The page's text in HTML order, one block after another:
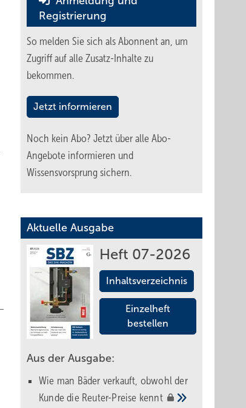
Registrierung
So melden Sie sich als Abonnent an, um
Zugriff auf alle Zusatz-Inhalte zu
bekommen.
Jetzt informieren
Noch kein Abo? Jetzt über alle Abo-
Angebote informieren und
Wissensvorsprung sichern.
Aktuelle Ausgabe
Heft 07-2026
Inhaltsverzeichnis
Einzelheft
bestellen
Aus der Ausgabe:
Wie man Bäder verkauft, obwohl der
Kunde die Reuter-Preise kennt